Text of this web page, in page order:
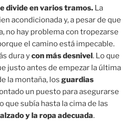
divide en varios tramos. La
acondicionada y, a pesar de que
no hay problema con tropezarse
el camino está impecable.
dura ycon más desnivel. Lo que
justo antes de empezar la última
la montaña, los guardias
un puesto para asegurarse
que subía hasta la cima de las
y la ropa adecuada.